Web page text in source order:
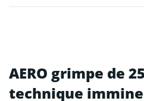
AERO grimpe de
technique